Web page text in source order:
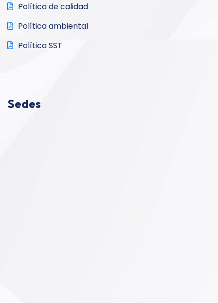
Política de calidad
Política ambiental
Política SST
Sedes